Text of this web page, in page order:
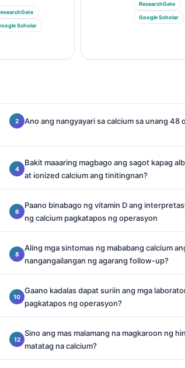
Scholar
ResearchGate
Google Scholar
Ano ang nangyayari sa calcium sa unang 48
Bakit maaaring magbago ang sagot kapag
at ionized calcium ang tinitingnan?
Paano binabago ng vitamin D ang
ng calcium pagkatapos ng operasyon
Aling mga sintomas ng mababang calcium
nangangailangan ng agarang follow-up?
Gaano kadalas dapat suriin ang mga
pagkatapos ng operasyon?
Sino ang mas malamang na magkaroon ng
matatag na calcium?